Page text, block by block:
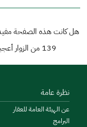
هل كانت هذه الصفحة
139 من الزوار
نظرة عامة
عن الهيئة العامة للعقار
البرامج